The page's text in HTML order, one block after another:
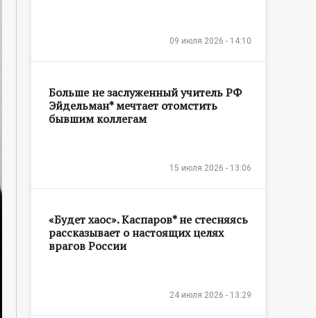
09 июля 2026 - 14:10
Больше не заслуженный учитель РФ
Эйдельман* мечтает отомстить
бывшим коллегам
15 июля 2026 - 13:06
«Будет хаос». Каспаров* не стесняясь
рассказывает о настоящих целях
врагов России
24 июля 2026 - 13:29